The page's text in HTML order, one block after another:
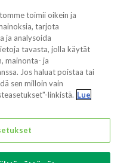
toimii oikein ja
tarjota
ja analysoida
tavasta, jolla käytät
mainonta- ja
Jos haluat poistaa tai
sen milloin vain
linkistä. Lue